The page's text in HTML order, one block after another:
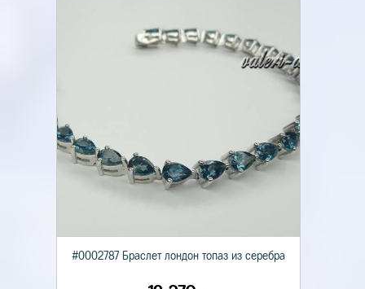
#0002787 Браслет лондон топаз из серебра